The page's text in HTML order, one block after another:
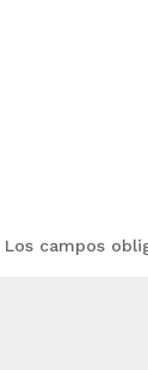
Los campos